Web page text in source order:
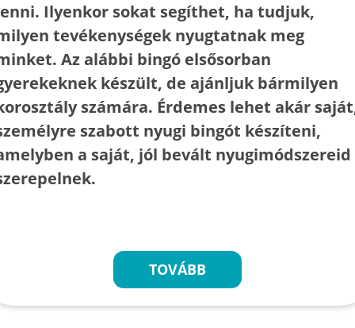
Ilyenkor sokat segíthet, ha tudjuk,
tevékenységek nyugtatnak meg
Az alábbi bingó elsősorban
készült, de ajánljuk bármilyen
számára. Érdemes lehet akár
szabott nyugi bingót készíteni,
a saját, jól bevált nyugimódszereid
TOVÁBB